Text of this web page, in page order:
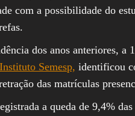
com a possibilidade do
dos anos anteriores,
Instituto Semesp, identificou
das matrículas
a queda de 9,4%